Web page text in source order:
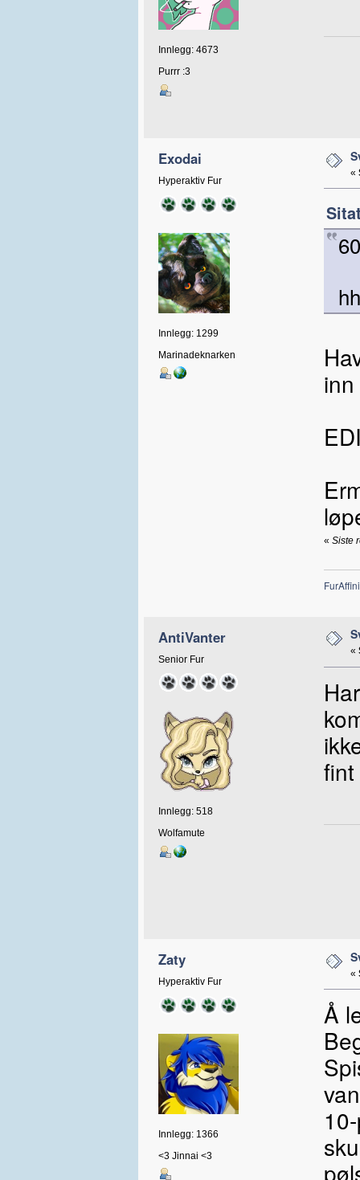
Innlegg: 4673
Purrr :3
Exodai
Hyperaktiv Fur
Innlegg: 1299
Marinadeknarken
«
« Siste
AntiVanter
Senior Fur
Innlegg: 518
Wolfamute
«
Zaty
Hyperaktiv Fur
Innlegg: 1366
<3 Jinnai <3
«
Å